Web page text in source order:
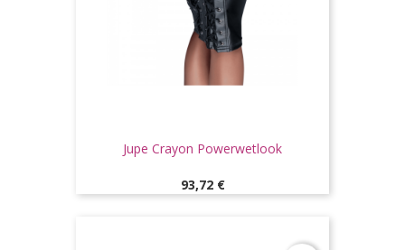
Jupe Crayon Powerwetlook
Prix
93,72 €